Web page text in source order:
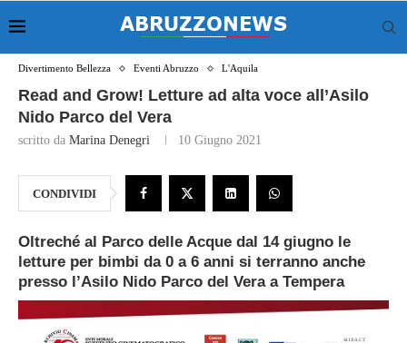
Divertimento Bellezza Eventi Abruzzo L'Aquila
Read and Grow! Letture ad alta voce all’Asilo
Nido Parco del Vera
scritto da Marina Denegri 10 Giugno 2021
CONDIVIDI
Oltreché al Parco delle Acque dal 14 giugno le
letture per bimbi da 0 a 6 anni si terranno anche
presso l’Asilo Nido Parco del Vera a Tempera